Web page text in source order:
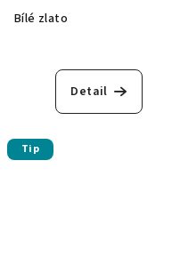
Bílé zlato
Detail
Tip